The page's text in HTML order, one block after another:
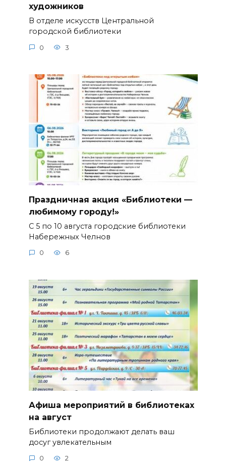
художников
В отделе искусств Центральной
городской библиотеки
0 3
Праздничная акция «Библиотеки —
любимому городу!»
С 5 по 10 августа городские библиотеки
Набережных Челнов
0 6
Афиша мероприятий в библиотеках
на август
Библиотеки продолжают делать ваш
досуг увлекательным
0 2